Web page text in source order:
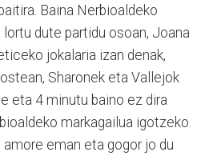
Baina Nerbioaldeko
dute partidu osoan, Joana
jokalaria izan denak,
Sharonek eta Vallejok
eta 4 minutu baino ez dira
markagailua igotzeko.
amore eman eta gogor jo du